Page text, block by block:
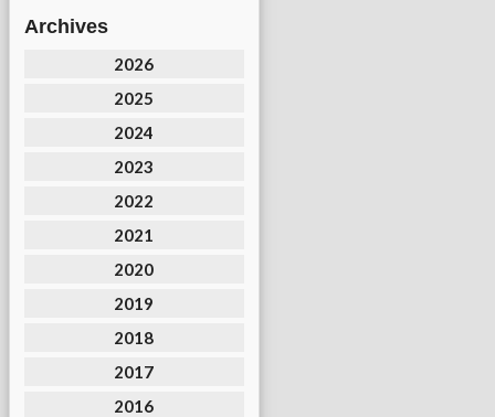
Archives
2026
2025
2024
2023
2022
2021
2020
2019
2018
2017
2016